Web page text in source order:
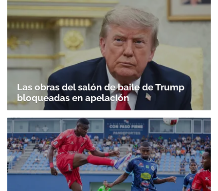
Las obras del salón de baile de Trump
bloqueadas en apelación